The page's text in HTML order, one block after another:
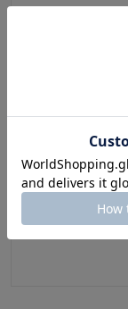
お気に入
美味しそう
テレビ番組で冷た
非常食なのでしば